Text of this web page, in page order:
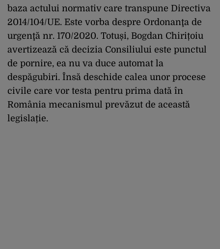
baza actului normativ care transpune Directiva
2014/104/UE. Este vorba despre Ordonanţa de
urgenţă nr. 170/2020. Totuși, Bogdan Chirițoiu
avertizează că decizia Consiliului este punctul
de pornire, ea nu va duce automat la
despăgubiri. Însă deschide calea unor procese
civile care vor testa pentru prima dată în
România mecanismul prevăzut de această
legislație.